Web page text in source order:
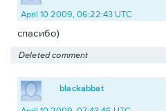
April 10 2009, 06:22:43 UTC
спасибо)
Deleted comment
blackabbat